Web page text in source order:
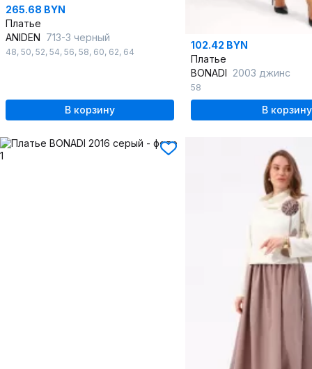
265.68 BYN
Платье
ANIDEN 713-3 черный
48, 50, 52, 54, 56, 58, 60, 62, 64
В корзину
102.42 BYN
Платье
BONADI 2003 джинс
58
В корзину